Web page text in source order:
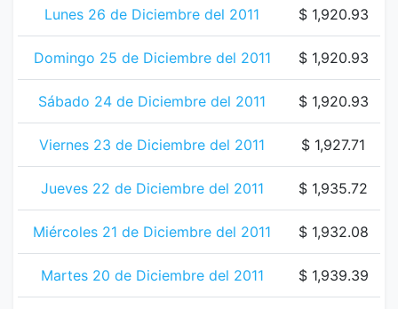
Lunes 26 de Diciembre del 2011 $ 1,920.93
Domingo 25 de Diciembre del 2011 $ 1,920.93
Sábado 24 de Diciembre del 2011 $ 1,920.93
Viernes 23 de Diciembre del 2011 $ 1,927.71
Jueves 22 de Diciembre del 2011 $ 1,935.72
Miércoles 21 de Diciembre del 2011 $ 1,932.08
Martes 20 de Diciembre del 2011 $ 1,939.39